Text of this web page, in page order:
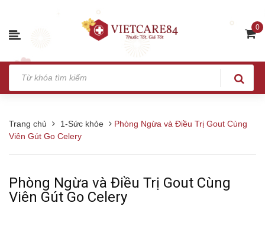
0
Trang chủ 1-Sức khỏe
Phòng Ngừa và Điều Trị Gout Cùng
Viên Gút Go Celery
Phòng Ngừa và Điều Trị Gout Cùng
Viên Gút Go Celery